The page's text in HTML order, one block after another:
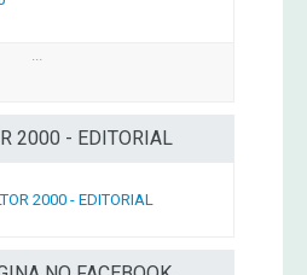
...
2000 - EDITORIAL